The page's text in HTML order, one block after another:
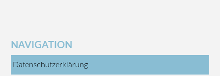
NAVIGATION
Datenschutzerklärung